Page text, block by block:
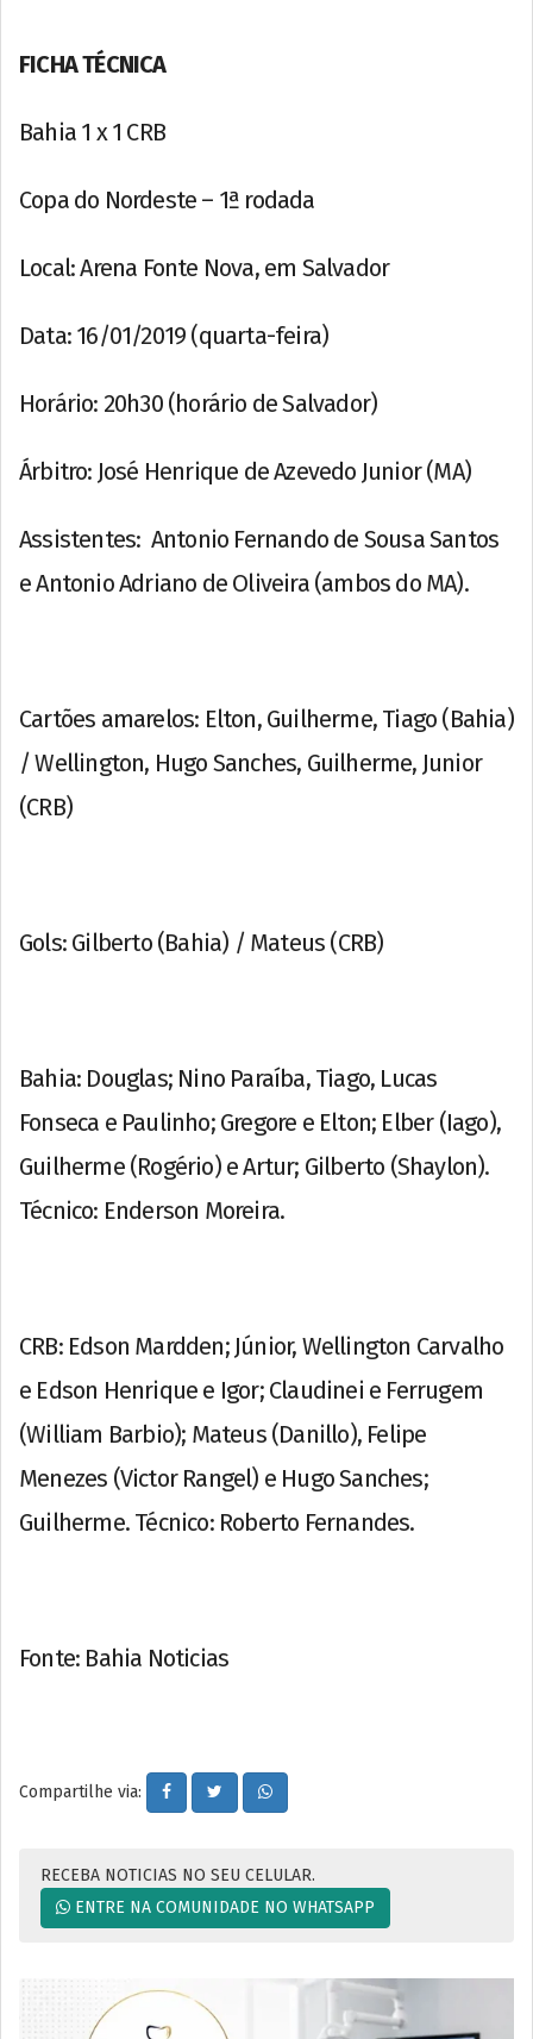
FICHA TÉCNICA
Bahia 1 x 1 CRB
Copa do Nordeste – 1ª rodada
Local: Arena Fonte Nova, em Salvador
Data: 16/01/2019 (quarta-feira)
Horário: 20h30 (horário de Salvador)
Árbitro: José Henrique de Azevedo Junior (MA)
Assistentes: Antonio Fernando de Sousa Santos
e Antonio Adriano de Oliveira (ambos do MA).
Cartões amarelos: Elton, Guilherme, Tiago (Bahia)
/ Wellington, Hugo Sanches, Guilherme, Junior
(CRB)
Gols: Gilberto (Bahia) / Mateus (CRB)
Bahia: Douglas; Nino Paraíba, Tiago, Lucas
Fonseca e Paulinho; Gregore e Elton; Elber (Iago),
Guilherme (Rogério) e Artur; Gilberto (Shaylon).
Técnico: Enderson Moreira.
CRB: Edson Mardden; Júnior, Wellington Carvalho
e Edson Henrique e Igor; Claudinei e Ferrugem
(William Barbio); Mateus (Danillo), Felipe
Menezes (Victor Rangel) e Hugo Sanches;
Guilherme. Técnico: Roberto Fernandes.
Fonte: Bahia Noticias
Compartilhe via:
RECEBA NOTICIAS NO SEU CELULAR.
ENTRE NA COMUNIDADE NO WHATSAPP